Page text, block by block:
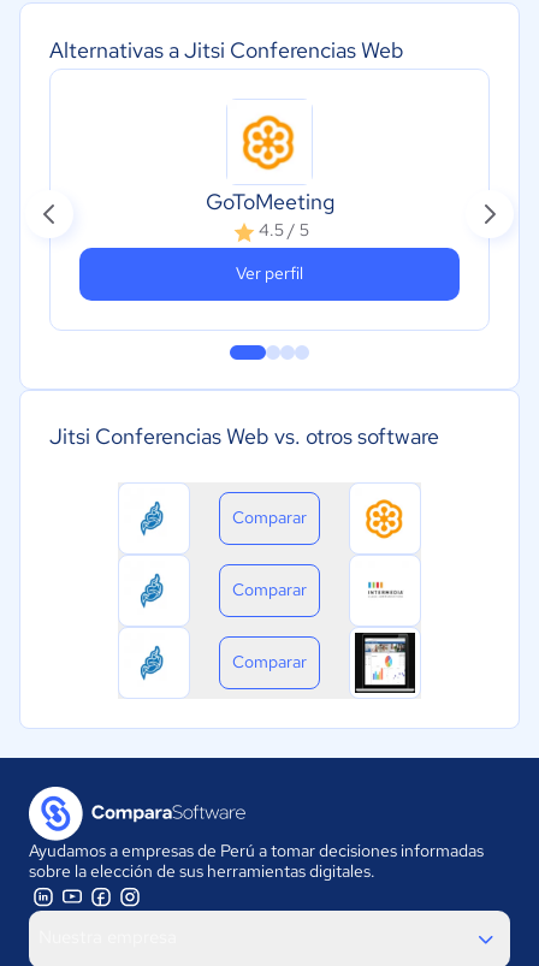
Alternativas a Jitsi Conferencias Web
GoToMeeting
4.5 / 5
Ver perfil
Jitsi Conferencias Web vs. otros software
Comparar
Comparar
Comparar
Ayudamos a empresas de Perú a tomar decisiones informadas
sobre la elección de sus herramientas digitales.